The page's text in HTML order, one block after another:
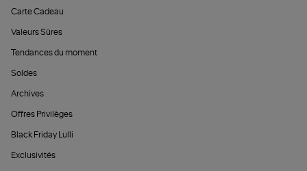
Carte Cadeau
Valeurs Sûres
Tendances du moment
Soldes
Archives
Offres Privilèges
Black Friday Lulli
Exclusivités